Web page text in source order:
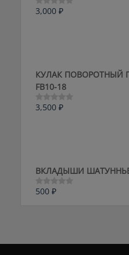
Оценка
3,000 ₽
КУЛАК ПОВОРОТНЫЙ
FB10-18
Оценка
3,500 ₽
ВКЛАДЫШИ ШАТУННЬЕ
Оценка
500 ₽